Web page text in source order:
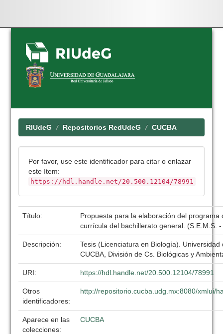
Skip
navigation
RIUdeG Repositorios RedUdeG CUCBA
Por favor, use este identificador para citar o enlazar
este ítem:
https://hdl.handle.net/20.500.12104/78991
Título:
Propuesta para la elaboración del programa
currícula del bachillerato general. (S.E.M.S.
Descripción:
Tesis (Licenciatura en Biología). Universidad
CUCBA, División de Cs. Biológicas y
URI: https://hdl.handle.net/20.500.12104/78991
Otros
identificadores:
http://repositorio.cucba.udg.mx:8080/xmlui/
Aparece en las
colecciones:
CUCBA